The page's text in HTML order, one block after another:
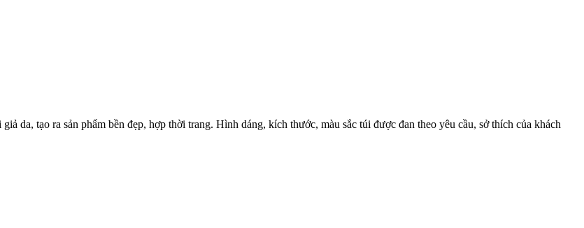
da, tạo ra sản phẩm bền đẹp, hợp thời trang. Hình dáng, kích thước, màu sắc túi được đan theo yêu cầu, sở thích của khách